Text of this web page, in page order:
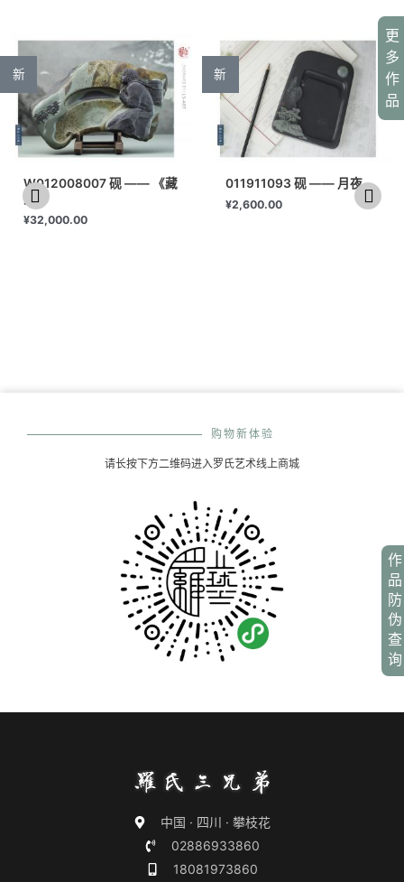
作
品
防
伪
查
询
更
多
作
品
新
W012008007 砚 —— 《藏
女》
¥32,000.00
新
011911093 砚 —— 月夜
¥2,600.00
购物新体验
请长按下方二维码进入罗氏艺术线上商城
中国 · 四川 · 攀枝花
02886933860
18081973860